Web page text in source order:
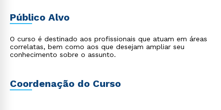
Público Alvo
O curso é destinado aos profissionais que atuam em áreas
correlatas, bem como aos que desejam ampliar seu
conhecimento sobre o assunto.
Coordenação do Curso